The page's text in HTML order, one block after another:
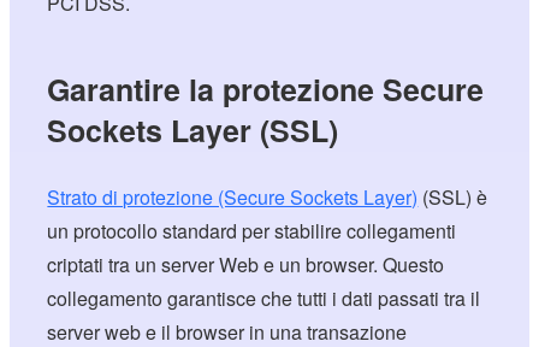
Garantire la protezione Secure
Sockets Layer (SSL)
Strato di protezione (Secure Sockets Layer) (SSL) è
un protocollo standard per stabilire collegamenti
criptati tra un server Web e un browser. Questo
collegamento garantisce che tutti i dati passati tra il
server web e il browser in una transazione